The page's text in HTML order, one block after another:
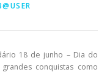
CONTAS
18 de junho – Dia do
conquistas como